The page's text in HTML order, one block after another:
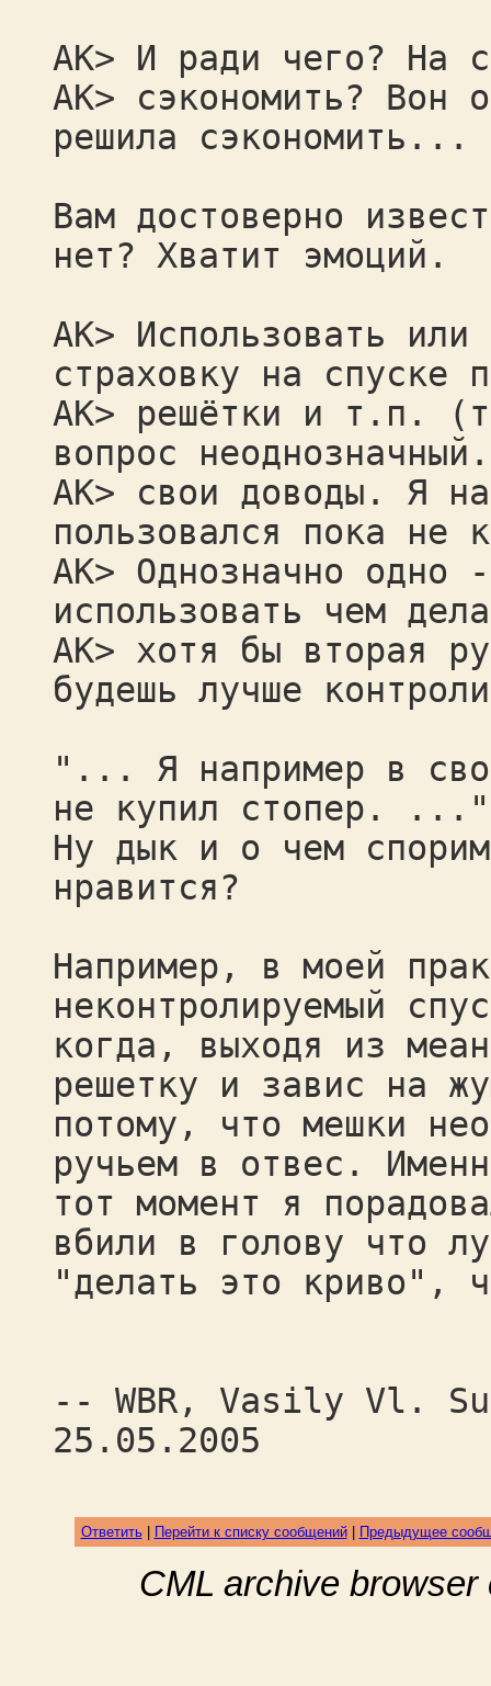
AK> И ради чего? На
AK> сэкономить? Вон
решила сэкономить...
Вам достоверно
нет? Хватит эмоций.
AK> Использовать
страховку на спуске
AK> решётки и т.п.
вопрос
AK> свои доводы. Я
пользовался пока не
AK> Однозначно одно
использовать чем
AK> хотя бы вторая
будешь лучше
"... Я например в
не купил стопер. ..."
Ну дык и о чем
нравится?
Например, в моей
неконтролируемый
когда, выходя из
решетку и завис на
потому, что мешки
ручьем в отвес.
тот момент я
вбили в голову что
"делать это криво",
-- WBR, Vasily Vl.
25.05.2005
Ответить| Перейти к списку сообщений| Предыдущее
CML archive